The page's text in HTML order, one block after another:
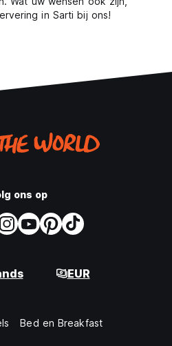
in Sarti bij ons!
ons op
EUR
Bed en Breakfast